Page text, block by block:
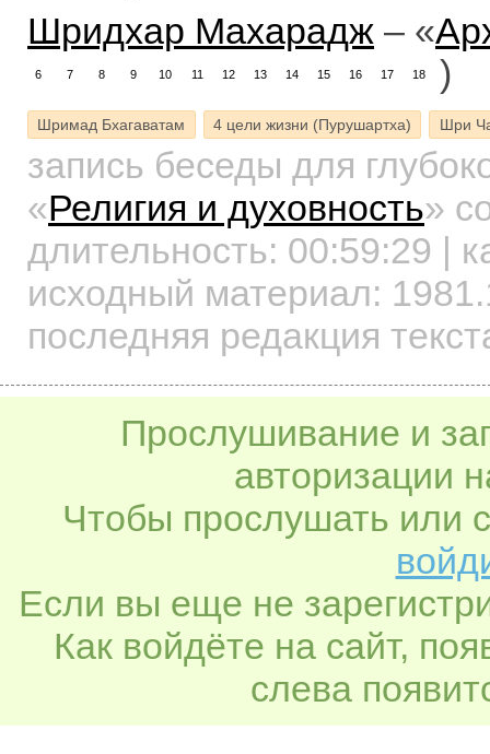
Шридхар Махарадж – «
6 7 8 9 10 11 12 13 14 15 16 17 18 )
Шримад Бхагаватам 4 цели жизни (Пурушартха) Шри
запись беседы для
«Религия и духовность»
длительность: 00:59:29 |
исходный материал:
последняя редакция
Прослушивание и
авторизации
Чтобы прослушать или
Если вы еще не
Как войдёте на сайт,
слева